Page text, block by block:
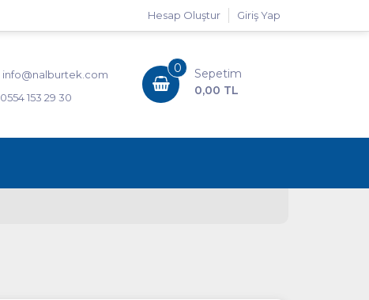
Giriş Yap
Hesap Oluştur
info@nalburtek.com
0554 153 29 30
0
Sepetim
0,00 TL